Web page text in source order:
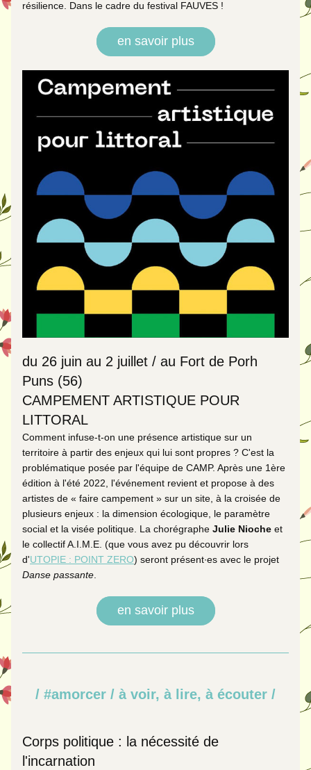
résilience. Dans le cadre du festival FAUVES !
en savoir plus
du 26 juin au 2 juillet / au Fort de Porh
Puns (56)
CAMPEMENT ARTISTIQUE POUR
LITTORAL
Comment infuse-t-on une présence artistique sur un
territoire à partir des enjeux qui lui sont propres ? C'est la
problématique posée par l'équipe de CAMP. Après une 1ère
édition à l'été 2022, l'événement revient et propose à des
artistes de « faire campement » sur un site, à la croisée de
plusieurs enjeux : la dimension écologique, le paramètre
social et la visée politique. La chorégraphe Julie Nioche et
le collectif A.I.M.E. (que vous avez pu découvrir lors
d'UTOPIE : POINT ZERO) seront présent·
Danse passante
en savoir plus
/ #amorcer / à voir, à lire, à écouter /
Corps politique : la nécessité de
l'incarnation